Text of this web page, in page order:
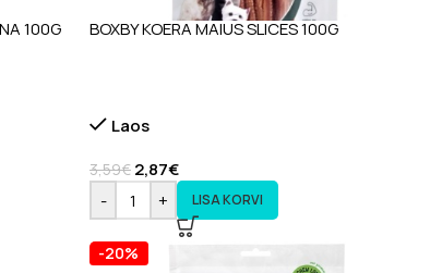
100G BOXBY KOERA MAIUS SLICES 100G
Laos
3,59€ 2,87€
-
+ LISA KORVI
-20%